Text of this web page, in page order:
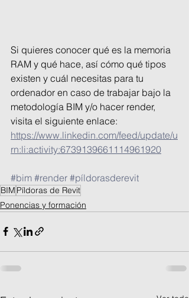
Si quieres conocer qué es la memoria
RAM y qué hace, así cómo qué tipos
existen y cuál necesitas para tu
ordenador en caso de trabajar bajo la
metodología BIM y/o hacer render,
visita el siguiente enlace:
https://www.linkedin.com/feed/update/u
rn:li:activity:6739139661114961920
#bim #render #píldorasderevit
BIM Píldoras de Revit
Ponencias y formación